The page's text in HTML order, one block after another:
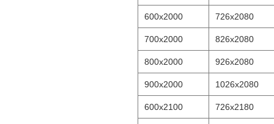
600x2000 726x2080
700x2000 826x2080
800x2000 926x2080
900x2000 1026x2080
600x2100 726x2180